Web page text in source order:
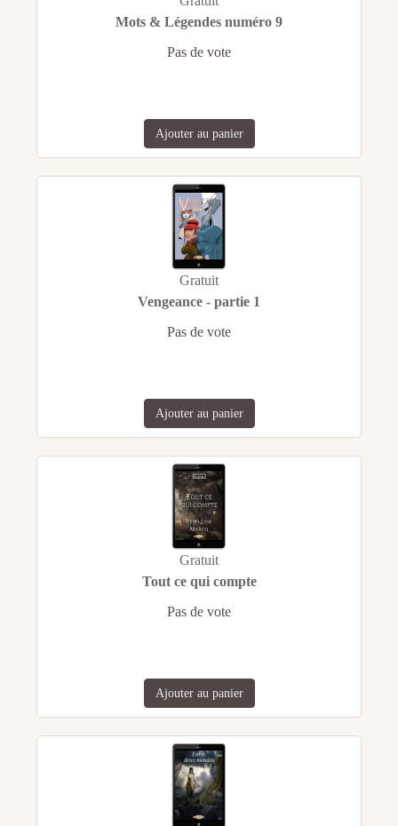
Mots & Légendes numéro 9
Pas de vote
Ajouter au panier
Gratuit
Vengeance - partie 1
Pas de vote
Ajouter au panier
Gratuit
Tout ce qui compte
Pas de vote
Ajouter au panier